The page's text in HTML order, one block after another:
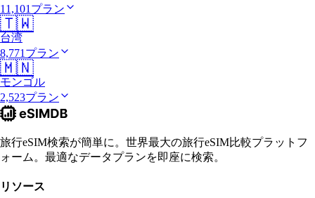
11,101プラン
🇹🇼
台湾
8,771プラン
🇲🇳
モンゴル
2,523プラン
旅行eSIM検索が簡単に。世界最大の旅行eSIM比較プラットフ
ォーム。最適なデータプランを即座に検索。
リソース